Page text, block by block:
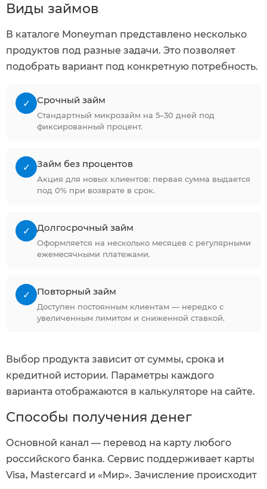
Виды займов
В каталоге Moneyman представлено несколько
продуктов под разные задачи. Это позволяет
подобрать вариант под конкретную потребность.
✓ Срочный займ
Стандартный микрозайм на 5–30 дней под
фиксированный процент.
✓ Займ без процентов
Акция для новых клиентов: первая сумма выдается
под 0% при возврате в срок.
✓ Долгосрочный займ
Оформляется на несколько месяцев с регулярными
ежемесячными платежами.
✓ Повторный займ
Доступен постоянным клиентам — нередко с
увеличенным лимитом и сниженной ставкой.
Выбор продукта зависит от суммы, срока и
кредитной истории. Параметры каждого
варианта отображаются в калькуляторе на сайте.
Способы получения денег
Основной канал — перевод на карту любого
российского банка. Сервис поддерживает карты
Visa, Mastercard и «Мир». Зачисление происходит